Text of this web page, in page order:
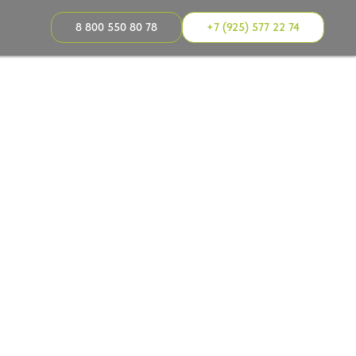
8 800 550 80 78 +7 (925) 577 22 74